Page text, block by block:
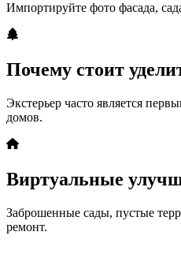
Импортируйте фото фасада,
Почему стоит
Экстерьер часто является
домов.
Виртуальные
Заброшенные сады, пустые
ремонт.